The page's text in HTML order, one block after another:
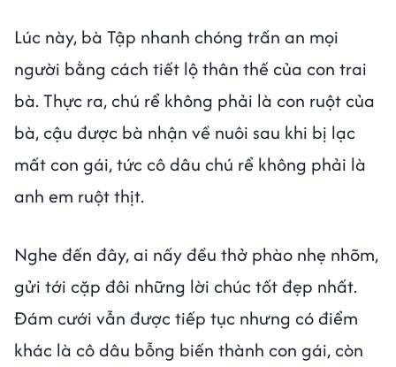
Lúc này, bà Tập nhanh chóng trấn an mọi
người bằng cách tiết lộ thân thế của con trai
bà. Thực ra, chú rể không phải là con ruột của
bà, cậu được bà nhận về nuôi sau khi bị lạc
mất con gái, tức cô dâu chú rể không phải là
anh em ruột thịt.
Nghe đến đây, ai nấy đều thở phào nhẹ nhõm,
gửi tới cặp đôi những lời chúc tốt đẹp nhất.
Đám cưới vẫn được tiếp tục nhưng có điểm
khác là cô dâu bỗng biến thành con gái, còn